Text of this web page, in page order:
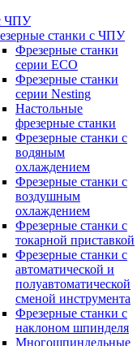
ЧПУ
станки с ЧПУ
Фрезерные станки
серии ECO
Фрезерные станки
серии Nesting
Настольные
фрезерные станки
Фрезерные станки с
водяным
охлаждением
Фрезерные станки с
воздушным
охлаждением
Фрезерные станки с
токарной приставкой
Фрезерные станки с
автоматической и
полуавтоматической
сменой инструмента
Фрезерные станки с
наклоном шпинделя
Многошпиндельные